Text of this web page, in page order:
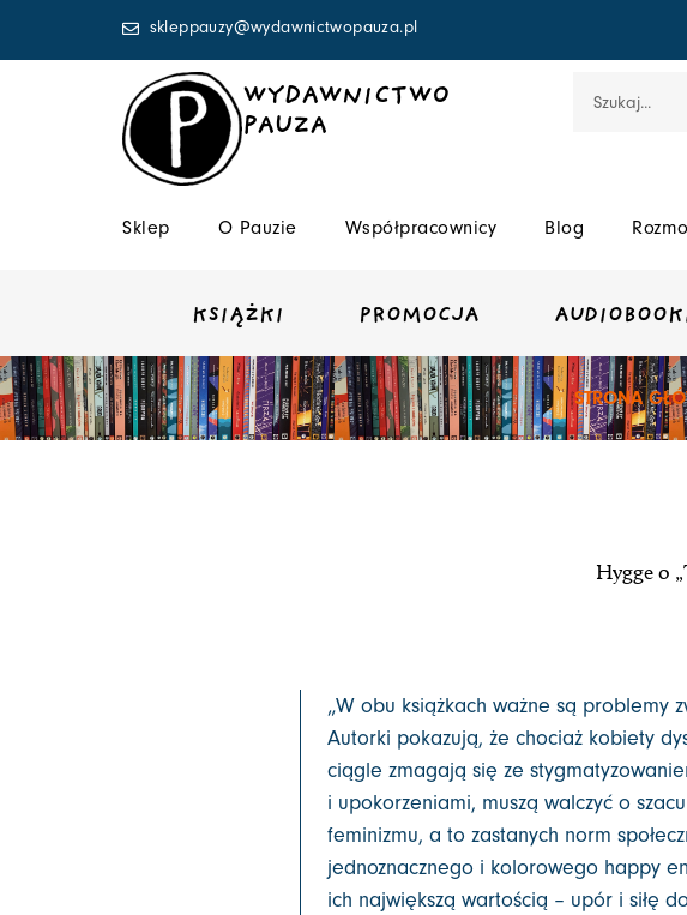
skleppauzy@wydawnictwopauza.pl
WYDAWNICTWO
PAUZA
Sklep O Pauzie Współpracownicy Blog
KSIĄŻKI PROMOCJA
STRONA
Hygge o
„W obu książkach ważne są problemy
Autorki pokazują, że chociaż kobiety
ciągle zmagają się ze
i upokorzeniami, muszą walczyć o
feminizmu, a to zastanych norm
jednoznacznego i kolorowego happy
ich największą wartością – upór i siłę